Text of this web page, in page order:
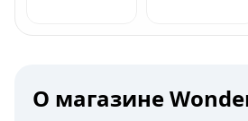
О магазине